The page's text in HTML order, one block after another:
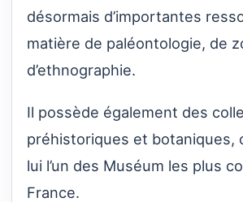
désormais d’importantes
matière de paléontologie, de
d’ethnographie.
Il possède également des
préhistoriques et botaniques,
lui l’un des Muséum les plus
France.